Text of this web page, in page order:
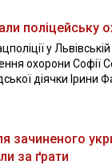
поліцейську
у
охорони Софії
діячки Ірини
зачиненого
за ґрати